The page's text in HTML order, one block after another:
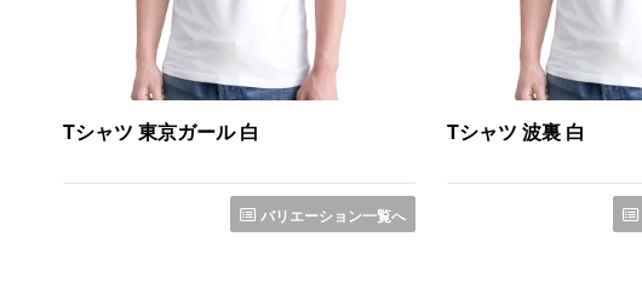
Tシャツ 東京ガール 白
バリエーション一覧へ
Tシャツ 波裏 白